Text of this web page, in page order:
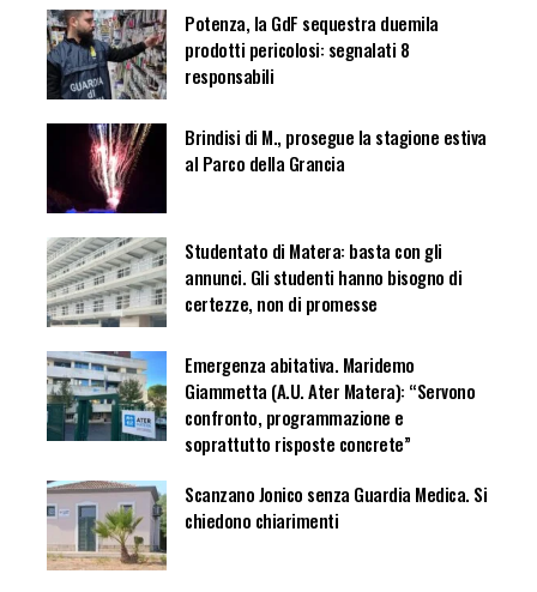
Potenza, la GdF sequestra duemila
prodotti pericolosi: segnalati 8
responsabili
Brindisi di M., prosegue la stagione estiva
al Parco della Grancia
Studentato di Matera: basta con gli
annunci. Gli studenti hanno bisogno di
certezze, non di promesse
Emergenza abitativa. Maridemo
Giammetta (A.U. Ater Matera): “Servono
confronto, programmazione e
soprattutto risposte concrete”
Scanzano Jonico senza Guardia Medica. Si
chiedono chiarimenti